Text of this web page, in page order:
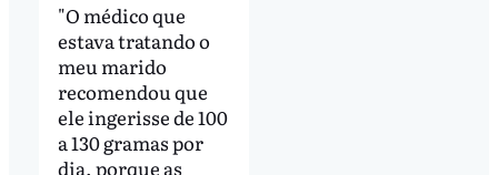
"O médico que
estava tratando o
meu marido
recomendou que
ele ingerisse de 100
a 130 gramas por
dia, porque as